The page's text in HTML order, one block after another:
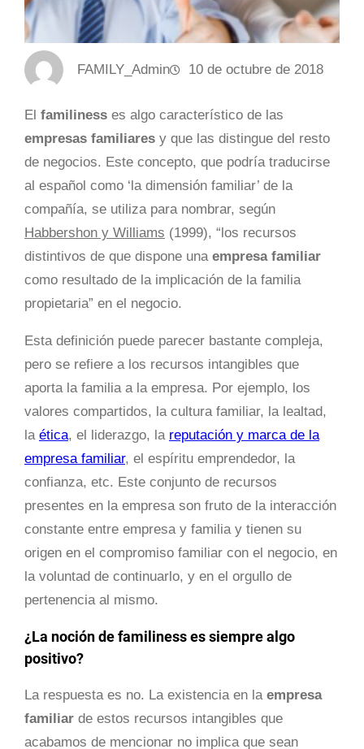
FAMILY_Admin 10 de octubre de 2018
El familiness es algo característico de las
empresas familiares y que las distingue del resto
de negocios. Este concepto, que podría traducirse
al español como ‘la dimensión familiar’ de la
compañía, se utiliza para nombrar, según
Habbershon y Williams (1999), “los recursos
distintivos de que dispone una empresa familiar
como resultado de la implicación de la familia
propietaria” en el negocio.
Esta definición puede parecer bastante compleja,
pero se refiere a los recursos intangibles que
aporta la familia a la empresa. Por ejemplo, los
valores compartidos, la cultura familiar, la lealtad,
la ética, el liderazgo, la reputación y marca de la
empresa familiar, el espíritu emprendedor, la
confianza, etc. Este conjunto de recursos
presentes en la empresa son fruto de la interacción
constante entre empresa y familia y tienen su
origen en el compromiso familiar con el negocio, en
la voluntad de continuarlo, y en el orgullo de
pertenencia al mismo.
¿La noción de familiness es siempre algo
positivo?
La respuesta es no. La existencia en la empresa
familiar de estos recursos intangibles que
acabamos de mencionar no implica que sean